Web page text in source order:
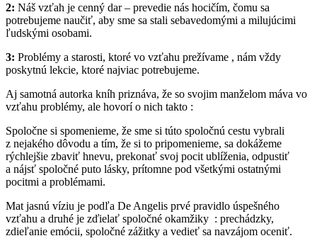
2: Náš vzťah je cenný dar – prevedie nás hocičím, čomu sa
potrebujeme naučiť, aby sme sa stali sebavedomými a milujúcimi
ľudskými osobami.
3: Problémy a starosti, ktoré vo vzťahu prežívame , nám vždy
poskytnú lekcie, ktoré najviac potrebujeme.
Aj samotná autorka kníh priznáva, že so svojim manželom máva vo
vzťahu problémy, ale hovorí o nich takto :
Spoločne si spomenieme, že sme si túto spoločnú cestu vybrali
z nejakého dôvodu a tím, že si to pripomenieme, sa dokážeme
rýchlejšie zbaviť hnevu, prekonať svoj pocit ublíženia, odpustiť
a nájsť spoločné puto lásky, prítomne pod všetkými ostatnými
pocitmi a problémami.
Mat jasnú víziu je podľa De Angelis prvé pravidlo úspešného
vzťahu a druhé je zďielať spoločné okamžiky : prechádzky,
zdieľanie emócii, spoločné zážitky a vedieť sa navzájom oceniť.